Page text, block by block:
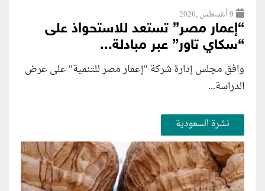
9 أغسطس ,2026
“إعمار مصر” تستعد للاستحواذ على
“سكاي تاور” عبر مبادلة...
وافق مجلس إدارة شركة "إعمار مصر للتنمية" على عرض
الدراسة...
نشرة السعودية